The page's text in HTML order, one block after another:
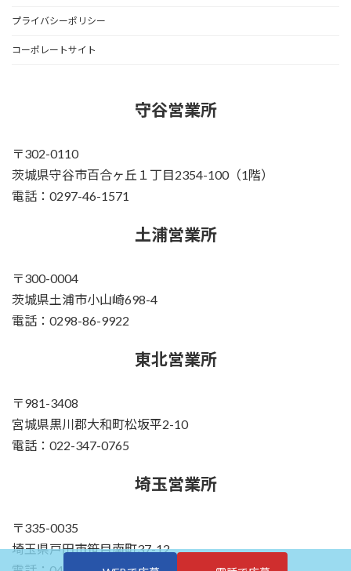
プライバシーポリシー
コーポレートサイト
守谷営業所
〒302-0110
茨城県守谷市百合ヶ丘１丁目2354-100（1階）
電話：0297-46-1571
土浦営業所
〒300-0004
茨城県土浦市小山崎698-4
電話：0298-86-9922
東北営業所
〒981-3408
宮城県黒川郡大和町松坂平2-10
電話：022-347-0765
埼玉営業所
〒335-0035
埼玉県戸田市笹目南町37-12